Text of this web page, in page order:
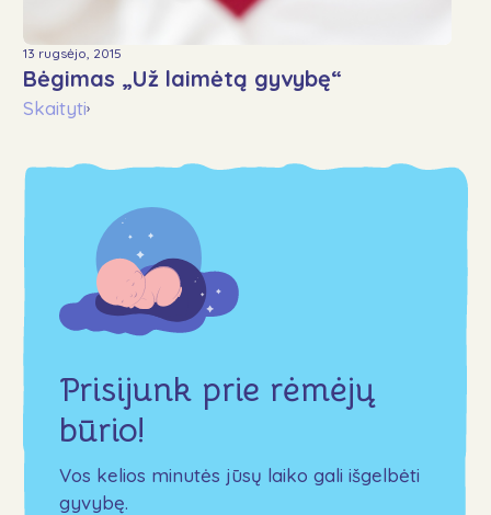
13 rugsėjo, 2015
Bėgimas „Už laimėtą gyvybę“
Skaityti›
Prisijunk prie rėmėjų
būrio!
Vos kelios minutės jūsų laiko gali išgelbėti
gyvybę.